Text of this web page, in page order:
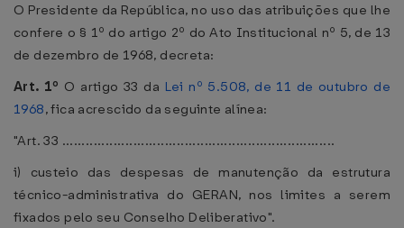
O Presidente da República, no uso das atribuições que lhe
confere o § 1º do artigo 2º do Ato Institucional nº 5, de 13
de dezembro de 1968, decreta:
Art. 1º O artigo 33 da Lei nº 5.508, de 11 de outubro de
1968, fica acrescido da seguinte alínea:
"Art. 33 .....................................................................
i) custeio das despesas de manutenção da estrutura
técnico-administrativa do GERAN, nos limites a serem
fixados pelo seu Conselho Deliberativo".